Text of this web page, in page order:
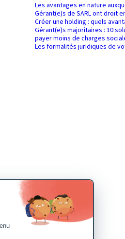
Les avantages en nature
Gérant(e)s de SARL ont droit
Créer une holding : quels
Gérant(e)s majoritaires : 10
payer moins de charges
Les formalités juridiques de